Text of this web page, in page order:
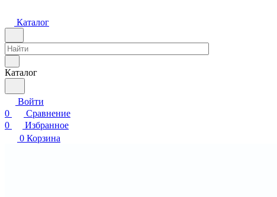
Каталог
Каталог
Войти
0
Сравнение
0
Избранное
0 Корзина